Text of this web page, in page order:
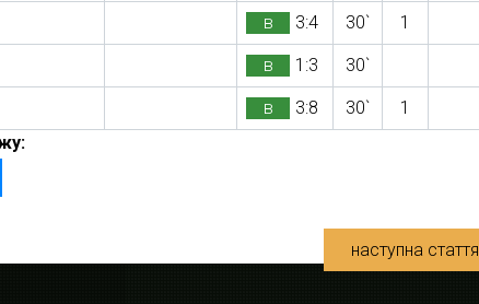
в 3:4 30` 1
в 1:3 30`
в 3:8 30`
1
наступна стаття